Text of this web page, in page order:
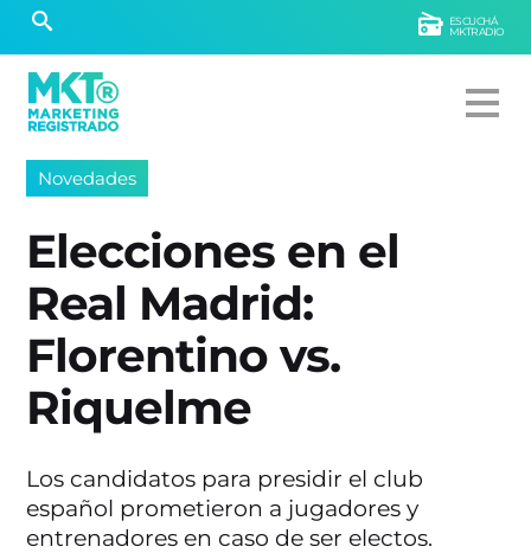
ESCUCHÁ
MKTRADIO
Novedades
Elecciones en el
Real Madrid:
Florentino vs.
Riquelme
Los candidatos para presidir el club
español prometieron a jugadores y
entrenadores en caso de ser electos.